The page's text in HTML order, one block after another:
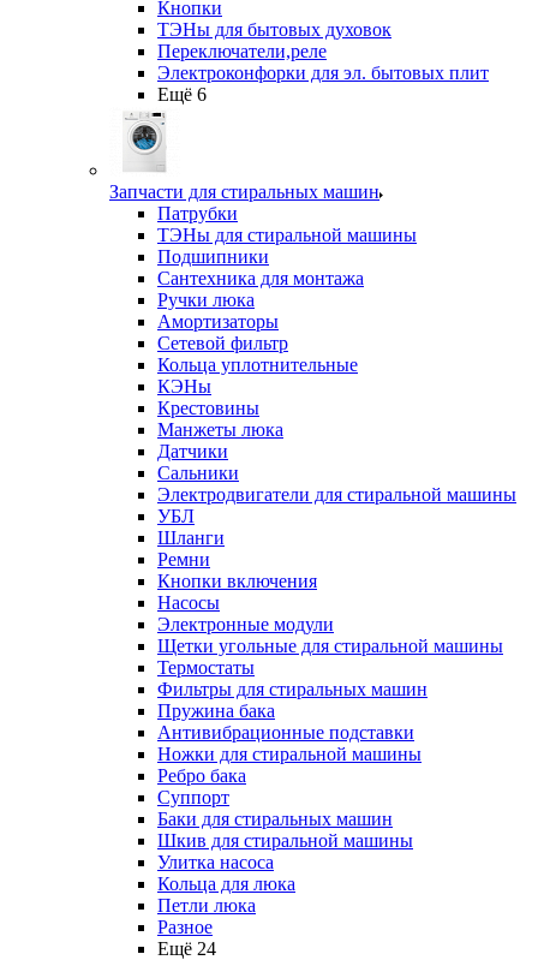
Кнопки
ТЭНы для бытовых духовок
Переключатели,реле
Электроконфорки для эл. бытовых плит
Ещё 6
Запчасти для стиральных машин
Патрубки
ТЭНы для стиральной машины
Подшипники
Сантехника для монтажа
Ручки люка
Амортизаторы
Сетевой фильтр
Кольца уплотнительные
КЭНы
Крестовины
Манжеты люка
Датчики
Сальники
Электродвигатели для стиральной машины
УБЛ
Шланги
Ремни
Кнопки включения
Насосы
Электронные модули
Щетки угольные для стиральной машины
Термостаты
Фильтры для стиральных машин
Пружина бака
Антивибрационные подставки
Ножки для стиральной машины
Ребро бака
Суппорт
Баки для стиральных машин
Шкив для стиральной машины
Улитка насоса
Кольца для люка
Петли люка
Разное
Ещё 24